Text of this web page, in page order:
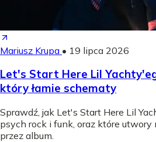
Mariusz Krupa • 19 lipca 2026
Let's Start Here Lil
który łamie schematy
Sprawdź, jak Let's Start Here Lil
psych rock i funk, oraz które utwory
przez album.